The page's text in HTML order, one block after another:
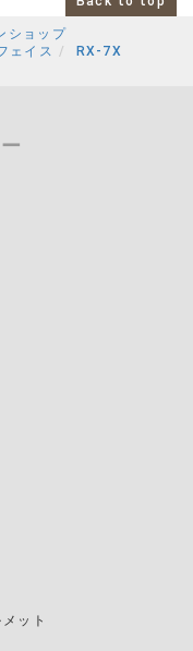
ショップ
ェイス
RX-7X
ット